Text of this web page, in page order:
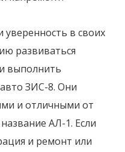
уверенность в своих
развиваться
выполнить
ЗИС-8. Они
и отличными от
АЛ-1. Если
и ремонт или